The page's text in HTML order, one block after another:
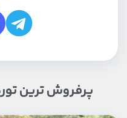
پرفروش ترین